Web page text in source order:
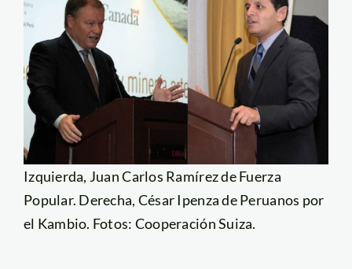
Izquierda, Juan Carlos Ramírez de Fuerza
Popular. Derecha, César Ipenza de Peruanos por
el Kambio. Fotos: Cooperación Suiza.